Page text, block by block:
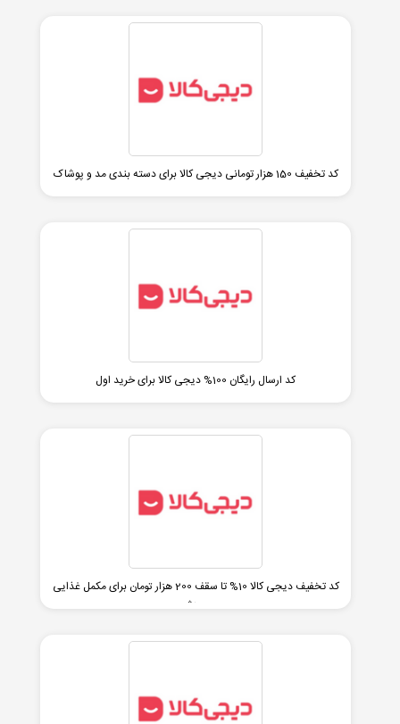
کد تخفیف 150 هزار تومانی دیجی کالا برای دسته بندی مد و پوشاک
کد ارسال رایگان 100% دیجی کالا برای خرید اول
کد تخفیف دیجی کالا 10% تا سقف 200 هزار تومان برای مکمل غذایی
و ورزشی